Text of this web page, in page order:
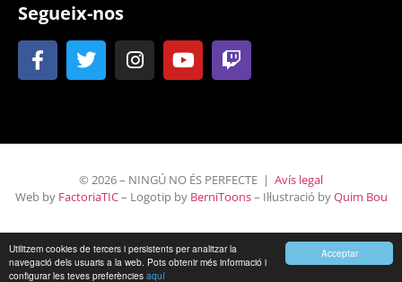
Acceptar
Utilitzem cookies de tercers i persistents per analitzar la
navegació dels usuaris a la web. Pots obtenir més informació i
configurar les teves preferències aquí
Segueix-nos
© 2026 – NINGÚ NO ÉS PERFECTE | Avís legal
Web by FactoriaTIC– Logotip by BerniToons– Il·lustració byQuim Bou